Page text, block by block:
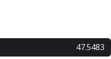
47.5483